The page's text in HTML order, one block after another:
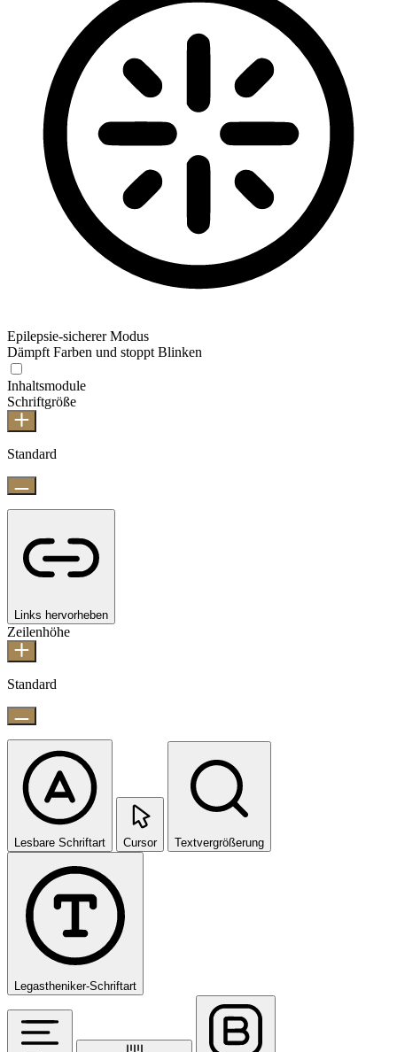
Epilepsie-sicherer Modus
Dämpft Farben und stoppt Blinken
Inhaltsmodule
Schriftgröße
Standard
Links hervorheben
Zeilenhöhe
Standard
Lesbare Schriftart Cursor Textvergrößerung
Legastheniker-Schriftart